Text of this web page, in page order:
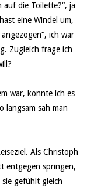
auf die Toilette?“, ja
eine Windel um,
ich war
Zugleich frage ich
war, konnte ich es
langsam sah man
Als Christoph
entgegen springen,
gefühlt gleich